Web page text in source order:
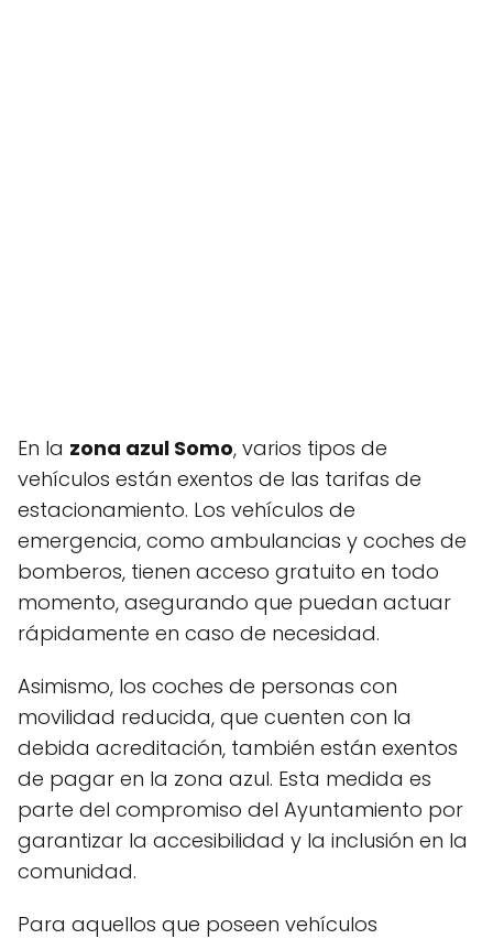
En la zona azul Somo, varios tipos de
vehículos están exentos de las tarifas de
estacionamiento. Los vehículos de
emergencia, como ambulancias y coches de
bomberos, tienen acceso gratuito en todo
momento, asegurando que puedan actuar
rápidamente en caso de necesidad.
Asimismo, los coches de personas con
movilidad reducida, que cuenten con la
debida acreditación, también están exentos
de pagar en la zona azul. Esta medida es
parte del compromiso del Ayuntamiento por
garantizar la accesibilidad y la inclusión en la
comunidad.
Para aquellos que poseen vehículos